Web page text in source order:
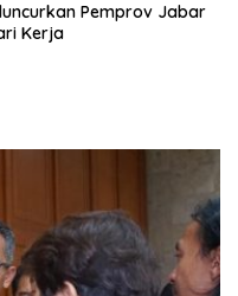
Pemprov Jabar
Kerja